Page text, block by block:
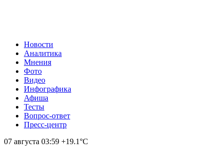
Новости
Аналитика
Мнения
Фото
Видео
Инфографика
Афиша
Тесты
Вопрос-ответ
Пресс-центр
07 августа 03:59 +19.1°С